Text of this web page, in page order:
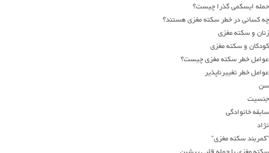
حمله ایسکمی گذرا چیست؟
چه کسانی در خطر سکته مغزی هستند؟
زنان و سکته مغزی
کودکان و سکته مغزی
عوامل خطر سکته مغزی چیست؟
عوامل خطر تغییرناپذیر
سن
جنسیت
سابقه خانوادگی
نژاد
“کمربند سکته مغزی“